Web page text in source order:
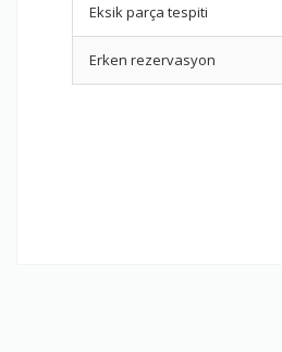
Eksik parça tespiti
Erken rezervasyon